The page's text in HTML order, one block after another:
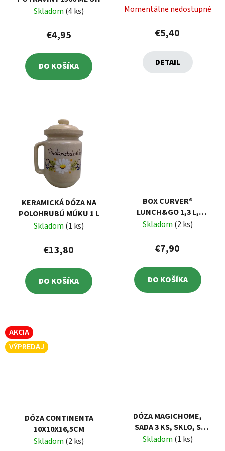
Skladom (4 ks)
€4,95
DO KOŠÍKA
Momentálne nedostupné
€5,40
DETAIL
KERAMICKÁ DÓZA NA
POLOHRUBÚ MÚKU 1 L
Skladom (1 ks)
€13,80
DO KOŠÍKA
BOX CURVER®
LUNCH&GO 1,3 L,
FIALOVÝ, DÓZA
Skladom (2 ks)
€7,90
DO KOŠÍKA
AKCIA
VÝPREDAJ
DÓZA CONTINENTA
10X10X16,5CM
Skladom (2 ks)
DÓZA MAGICHOME,
SADA 3 KS, SKLO, S
VEKOM, 450/1000/1900
Skladom (1 ks)